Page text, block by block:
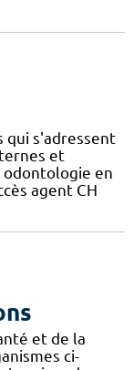
qui s'adressent
et
odontologie en
agent CH
et de la
ci-